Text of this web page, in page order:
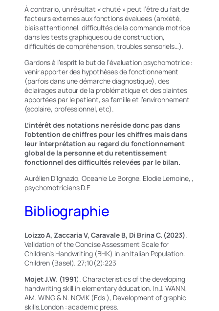
À contrario, un résultat « chuté » peut l’être du fait de
facteurs externes aux fonctions évaluées (anxiété,
biais attentionnel, difficultés de la commande motrice
dans les tests graphiques ou de construction,
difficultés de compréhension, troubles sensoriels…).
Gardons à l’esprit le but de l’évaluation psychomotrice :
venir apporter des hypothèses de fonctionnement
(parfois dans une démarche diagnostique), des
éclairages autour de la problématique et des plaintes
apportées par le patient, sa famille et l’environnement
(scolaire, professionnel, etc).
L’intérêt des notations ne réside donc pas dans
l’obtention dechiffres pour les chiffres mais dans
leur interprétation au regard du fonctionnement
global de la personne et du retentissement
fonctionnel des difficultés relevées par le bilan.
Aurélien D’Ignazio, Oceanie Le Borgne, Elodie Lemoine, ,
psychomotriciens D.E
Bibliographie
Loizzo A, Zaccaria V, Caravale B, Di Brina C. (2023).
Validation of the Concise Assessment Scale for
Children’s Handwriting (BHK) in an Italian Population.
Children (Basel). 27;10(2):223
Mojet J.W. (1991). Characteristics of the developing
handwriting skill in elementary éducation. In J. WANN,
AM. WING & N. NOVIK (Eds.), Development of graphic
skills.London : academic press.